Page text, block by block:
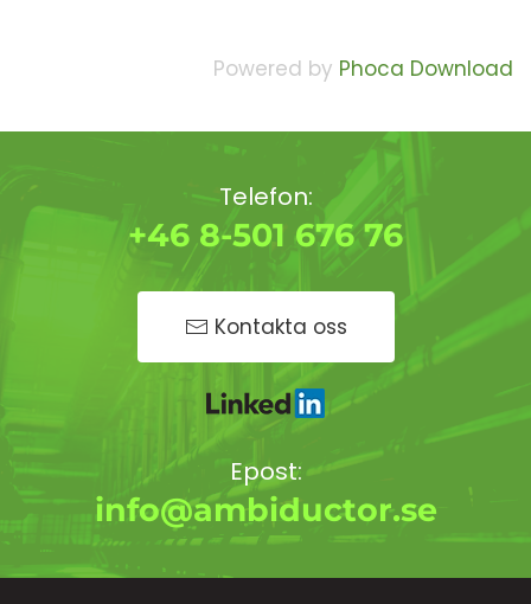
Powered by Phoca Download
Telefon:
+46 8-501 676 76
Kontakta oss
Epost:
info@ambiductor.se